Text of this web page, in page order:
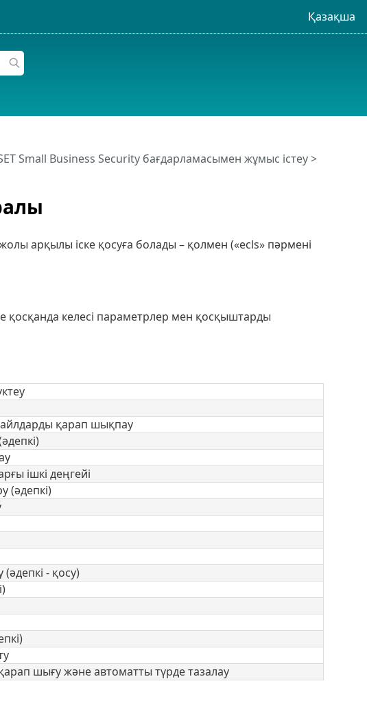
Қазақша
Small Business Security бағдарламасымен жұмыс істеу>
арқылы іске қосуға болады – қолмен («ecls» пәрмені
келесі параметрлер мен қосқыштарды
қарап шықпау
ішкі деңгейі
(әдепкі)
- қосу)
қарап шығу және автоматты түрде тазалау